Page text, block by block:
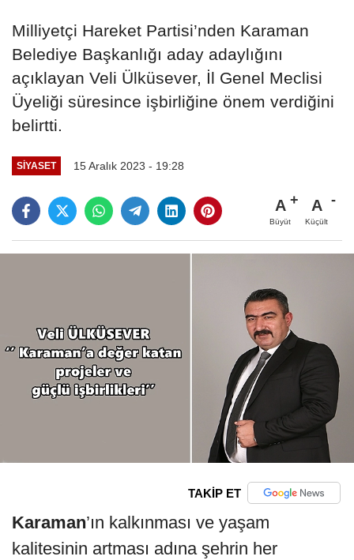
Milliyetçi Hareket Partisi’nden Karaman
Belediye Başkanlığı aday adaylığını
açıklayan Veli Ülküsever, İl Genel Meclisi
Üyeliği süresince işbirliğine önem verdiğini
belirtti.
SIYASET 15 Aralık 2023 - 19:28
A
Büyüt
A
Küçült
TAKİP ET
Karaman’ın kalkınması ve yaşam
kalitesinin artması adına şehrin her